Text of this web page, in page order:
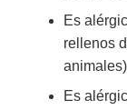
Es
rellenos
Es